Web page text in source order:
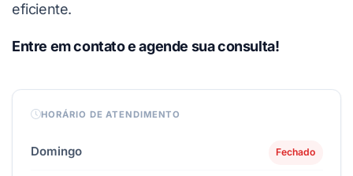
eficiente.
Entre em contato e agende sua consulta!
HORÁRIO DE ATENDIMENTO
Domingo Fechado